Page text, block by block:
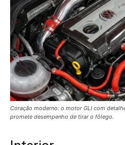
Coração moderno: o motor GLI com
promete desempenho de tirar o fôlego.